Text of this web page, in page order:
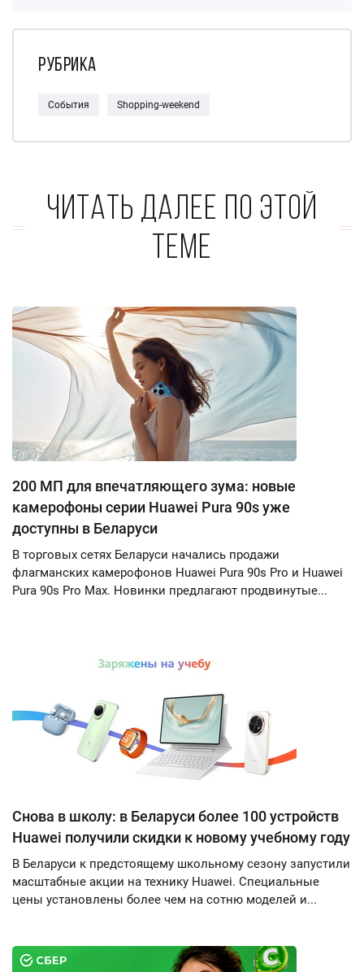
Рубрика
События Shopping-weekend
Читать далее по этой
теме
200 МП для впечатляющего зума: новые
камерофоны серии Huawei Pura 90s уже
доступны в Беларуси
В торговых сетях Беларуси начались продажи
флагманских камерофонов Huawei Pura 90s Pro и Huawei
Pura 90s Pro Max. Новинки предлагают продвинутые...
Снова в школу: в Беларуси более 100 устройств
Huawei получили скидки к новому учебному году
В Беларуси к предстоящему школьному сезону запустили
масштабные акции на технику Huawei. Специальные
цены установлены более чем на сотню моделей и...